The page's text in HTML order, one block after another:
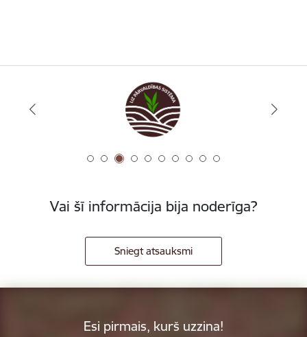
Vai šī informācija bija noderīga?
Sniegt atsauksmi
Esi pirmais, kurš uzzina!